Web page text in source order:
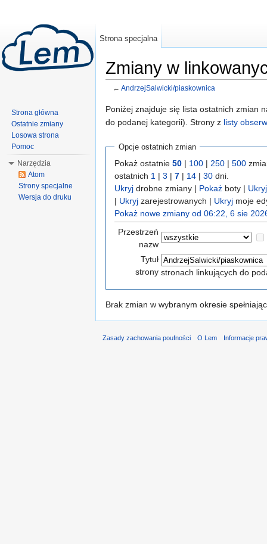
Zmiany w
← AndrzejSalwicki/piaskownica
Poniżej znajduje się lista ostatnich zmian
do podanej kategorii). Strony z listy
Opcje ostatnich zmian
Pokaż ostatnie 50 | 100 | 250 | 500
ostatnich 1 | 3 | 7 | 14 | 30 dni.
Ukryj drobne zmiany | Pokaż boty | Ukryj
| Ukryj zarejestrowanych | Ukryj moje
Pokaż nowe zmiany od 06:22, 6 sie
Przestrzeń
nazw
Tytuł
strony stronach linkujących do
Brak zmian w wybranym okresie
Strona specjalna
Strona główna
Ostatnie zmiany
Losowa strona
Pomoc
Narzędzia
Atom
Strony specjalne
Wersja do druku
Zasady zachowania poufności O Lem Informacje